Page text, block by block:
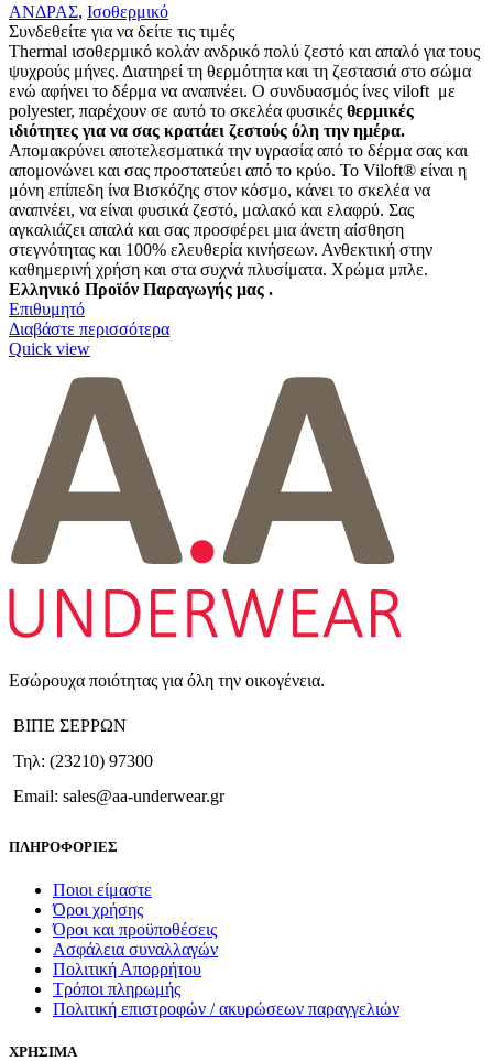
ΑΝΔΡΑΣ, Ισοθερμικό
Συνδεθείτε για να δείτε τις τιμές
Thermal ισοθερμικό κολάν ανδρικό πολύ ζεστό και απαλό για τους
ψυχρούς μήνες. Διατηρεί τη θερμότητα και τη ζεστασιά στο σώμα
ενώ αφήνει το δέρμα να αναπνέει. Ο συνδυασμός ίνες viloft με
polyester, παρέχουν σε αυτό το σκελέα φυσικές θερμικές
ιδιότητες για να σας κρατάει ζεστούς όλη την ημέρα.
Απομακρύνει αποτελεσματικά την υγρασία από το δέρμα σας και
απομονώνει και σας προστατεύει από το κρύο. Το Viloft® είναι η
μόνη επίπεδη ίνα Βισκόζης στον κόσμο, κάνει το σκελέα να
αναπνέει, να είναι φυσικά ζεστό, μαλακό και ελαφρύ. Σας
αγκαλιάζει απαλά και σας προσφέρει μια άνετη αίσθηση
στεγνότητας και 100% ελευθερία κινήσεων. Ανθεκτική στην
καθημερινή χρήση και στα συχνά πλυσίματα. Χρώμα μπλε.
Ελληνικό Προϊόν Παραγωγής μας .
Επιθυμητό
Διαβάστε περισσότερα
Quick view
Εσώρουχα ποιότητας για όλη την οικογένεια.
ΒΙΠΕ ΣΕΡΡΩΝ
Τηλ: (23210) 97300
Email: sales@aa-underwear.gr
ΠΛΗΡΟΦΟΡΙΕΣ
Ποιοι είμαστε
Όροι χρήσης
Όροι και προϋποθέσεις
Ασφάλεια συναλλαγών
Πολιτική Απορρήτου
Τρόποι πληρωμής
Πολιτική επιστροφών / ακυρώσεων παραγγελιών
ΧΡΗΣΙΜΑ